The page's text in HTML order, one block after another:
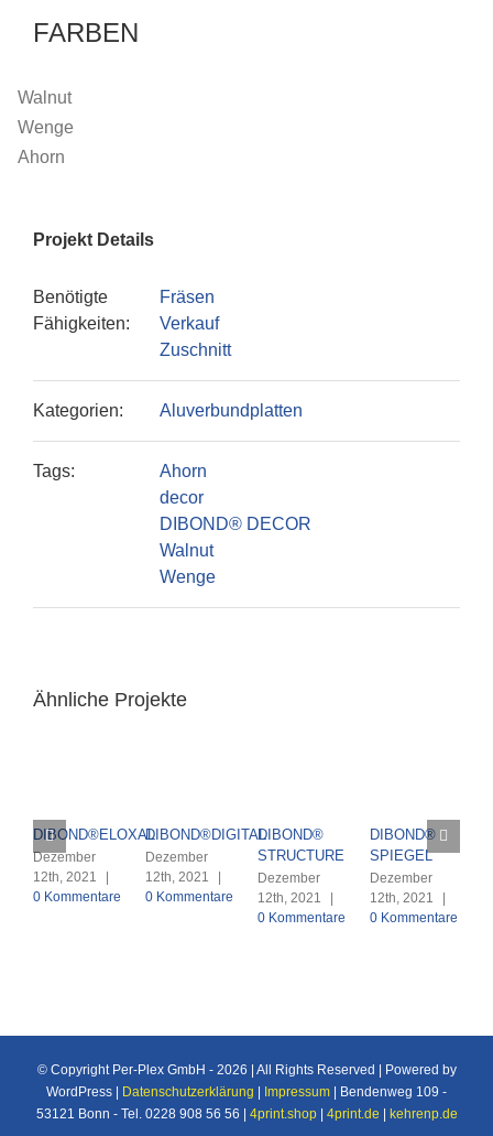
FARBEN
Walnut
Wenge
Ahorn
Projekt Details
Benötigte
Fähigkeiten:
Fräsen
Verkauf
Zuschnitt
Kategorien: Aluverbundplatten
Tags:
Ahorn
decor
DIBOND® DECOR
Walnut
Wenge
Ähnliche Projekte
DIBOND®ELOXAL
Dezember
12th, 2021
0 Kommentare
DIBOND®DIGITAL
Dezember
12th, 2021
0 Kommentare
DIBOND®
STRUCTURE
Dezember
12th, 2021
0 Kommentare
DIBOND®
SPIEGEL
Dezember
12th, 2021
0 Kommentare
© Copyright Per-Plex GmbH - 2026 | All Rights Reserved | Powered by
WordPress |
Datenschutzerklärung Impressum | Bendenweg 109 -
53121 Bonn - Tel. 0228 908 56 56 | 4print.shop| 4print.de kehrenp.de